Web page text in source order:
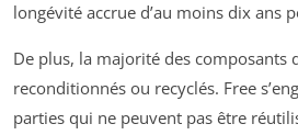
longévité accrue d’au moins dix ans
De plus, la majorité des composants
reconditionnés ou recyclés. Free
parties qui ne peuvent pas être